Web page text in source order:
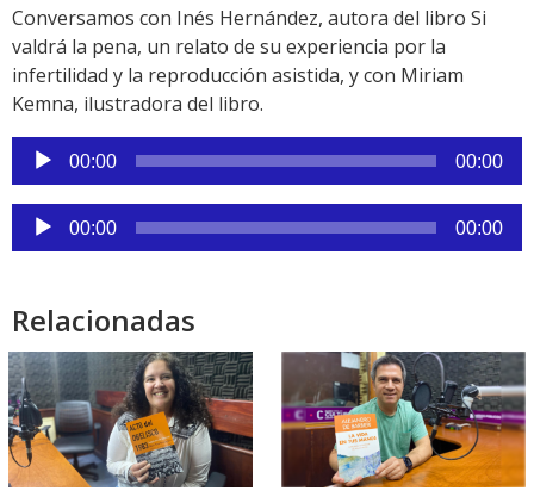
Link
Conversamos con Inés Hernández, autora del libro Si
valdrá la pena, un relato de su experiencia por la
infertilidad y la reproducción asistida, y con Miriam
Kemna, ilustradora del libro.
Reproductor
de
audio
00:00 00:00
Reproductor
de
00:00 00:00
Relacionadas